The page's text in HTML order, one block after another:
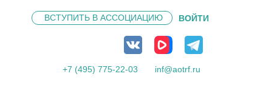
ВСТУПИТЬ В АССОЦИАЦИЮ ВОЙТИ
+7 (495) 775-22-03 inf@aotrf.ru